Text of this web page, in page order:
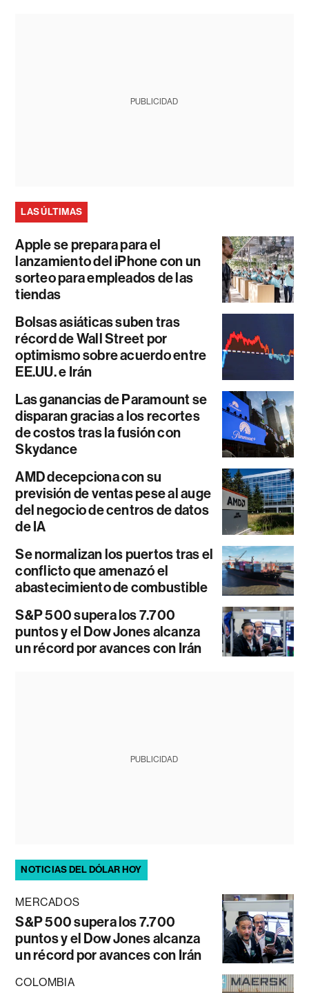
PUBLICIDAD
LAS ÚLTIMAS
Apple se prepara para el
lanzamiento del iPhone con un
sorteo para empleados de las
tiendas
Bolsas asiáticas suben tras
récord de Wall Street por
optimismo sobre acuerdo entre
EE.UU. e Irán
Las ganancias de Paramount se
disparan gracias a los recortes
de costos tras la fusión con
Skydance
AMD decepciona con su
previsión de ventas pese al auge
del negocio de centros de datos
de IA
Se normalizan los puertos tras el
conflicto que amenazó el
abastecimiento de combustible
S&P 500 supera los 7.700
puntos y el Dow Jones alcanza
un récord por avances con Irán
PUBLICIDAD
NOTICIAS DEL DÓLAR HOY
MERCADOS
S&P 500 supera los 7.700
puntos y el Dow Jones alcanza
un récord por avances con Irán
COLOMBIA